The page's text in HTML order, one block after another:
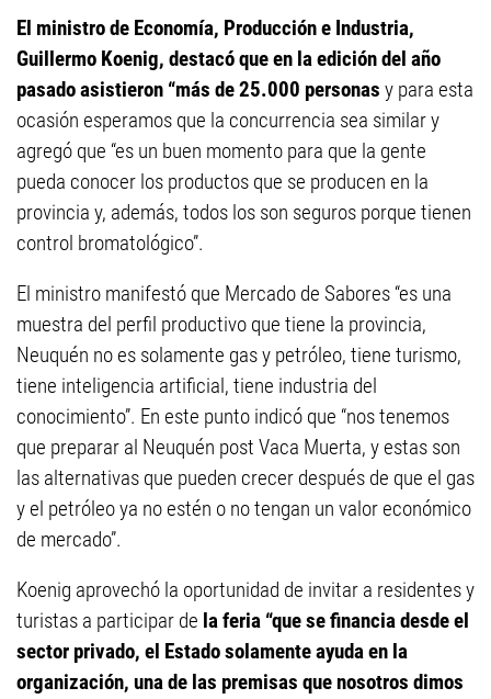
El ministro de Economía, Producción e Industria,
Guillermo Koenig, destacó que en la edición del año
pasado asistieron “más de 25.000 personas y para esta
ocasión esperamos que la concurrencia sea similar y
agregó que “es un buen momento para que la gente
pueda conocer los productos que se producen en la
provincia y, además, todos los son seguros porque tienen
control bromatológico”.
El ministro manifestó que Mercado de Sabores “es una
muestra del perfil productivo que tiene la provincia,
Neuquén no es solamente gas y petróleo, tiene turismo,
tiene inteligencia artificial, tiene industria del
conocimiento”. En este punto indicó que “nos tenemos
que preparar al Neuquén post Vaca Muerta, y estas son
las alternativas que pueden crecer después de que el gas
y el petróleo ya no estén o no tengan un valor económico
de mercado”.
Koenig aprovechó la oportunidad de invitar a residentes y
turistas a participar de la feria “que se financia desde el
sector privado, el Estado solamente ayuda en la
organización, una de las premisas que nosotros dimos